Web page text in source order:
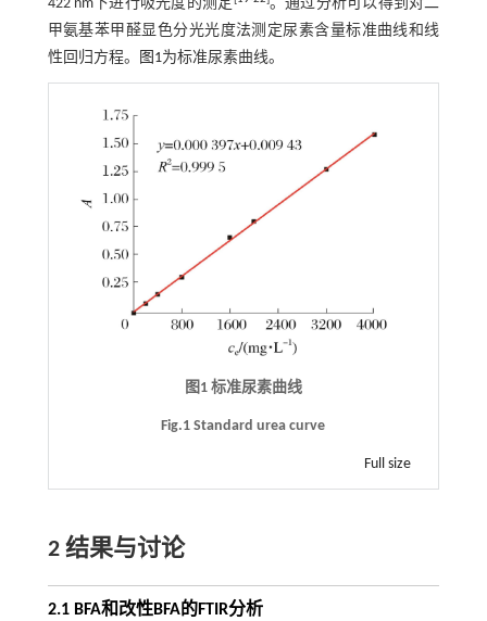
422 nm下进行吸光度的测定
。通过分析可以得到对二
甲氨基苯甲醛显色分光光度法测定尿素含量标准曲线和线
性回归方程。
图1为标准尿素曲线。
图1 标准尿素曲线
Fig.1 Standard urea curve
Full size
2 结果与讨论
2.1 BFA和改性BFA的FTIR分析